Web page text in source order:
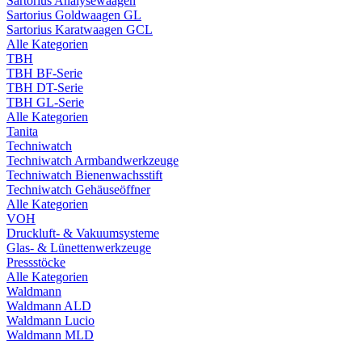
Sartorius Goldwaagen GL
Sartorius Karatwaagen GCL
Alle Kategorien
TBH
TBH BF-Serie
TBH DT-Serie
TBH GL-Serie
Alle Kategorien
Tanita
Techniwatch
Techniwatch Armbandwerkzeuge
Techniwatch Bienenwachsstift
Techniwatch Gehäuseöffner
Alle Kategorien
VOH
Druckluft- & Vakuumsysteme
Glas- & Lünettenwerkzeuge
Pressstöcke
Alle Kategorien
Waldmann
Waldmann ALD
Waldmann Lucio
Waldmann MLD